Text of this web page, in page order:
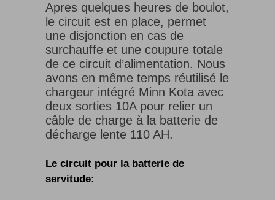
Apres quelques heures de boulot,
le circuit est en place, permet
une disjonction en cas de
surchauffe et une coupure totale
de ce circuit d’alimentation. Nous
avons en même temps réutilisé le
chargeur intégré Minn Kota avec
deux sorties 10A pour relier un
câble de charge à la batterie de
décharge lente 110 AH.
Le circuit pour la batterie de
servitude: